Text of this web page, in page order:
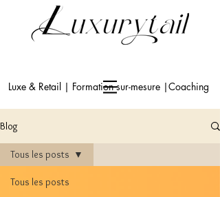
Luxe & Retail | Formation sur-mesure |Coaching
Blog
Tous les posts
Tous les posts